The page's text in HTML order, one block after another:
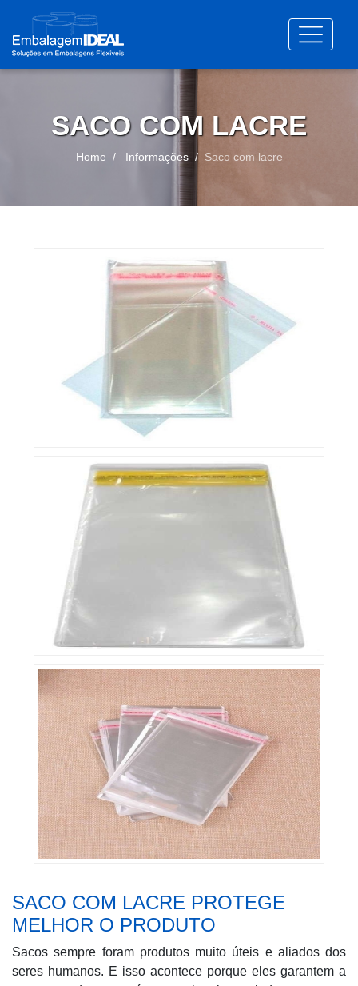
SACO COM LACRE
Home Informações Saco com lacre
SACO COM LACRE PROTEGE
MELHOR O PRODUTO
Sacos sempre foram produtos muito úteis e aliados dos
seres humanos. E isso acontece porque eles garantem a